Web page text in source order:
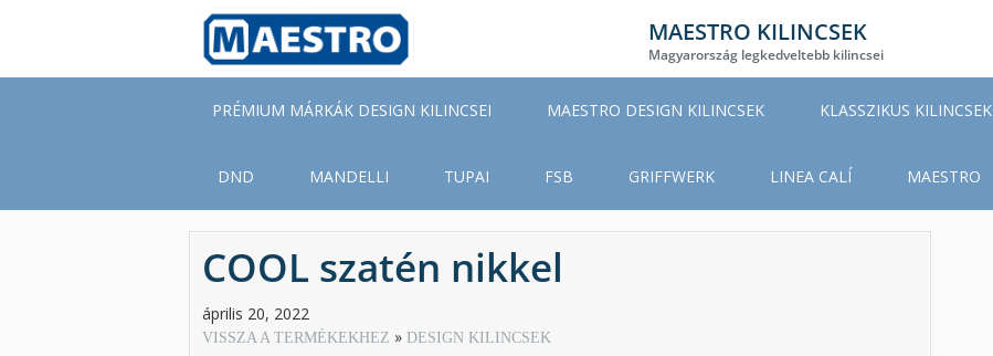
content
MAESTRO KILINCSEK
Magyarország legkedveltebb kilincsei
PRÉMIUM MÁRKÁK DESIGN KILINCSEI MAESTRO DESIGN KILINCSEK KLASSZIKUS KILINCSEK
DND MANDELLI TUPAI FSB GRIFFWERK LINEA CALÍ MAESTRO
COOL szatén nikkel
április 20, 2022
VISSZA A TERMÉKEKHEZ DESIGN KILINCSEK